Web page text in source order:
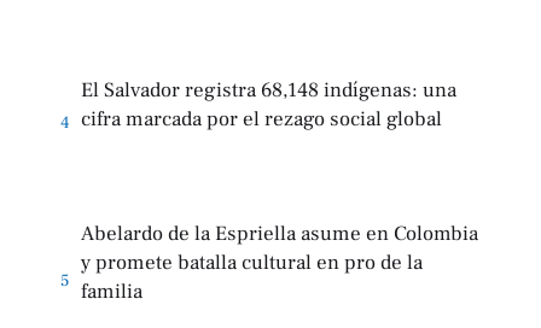
4
El Salvador registra 68,148 indígenas: una
cifra marcada por el rezago social global
5
Abelardo de la Espriella asume en Colombia
y promete batalla cultural en pro de la
familia